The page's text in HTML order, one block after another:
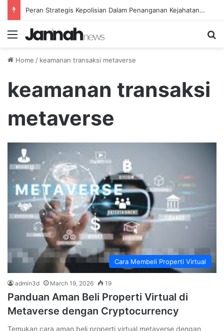
Peran Strategis Kepolisian Dalam Penanganan Kejahatan Siber di Indonesia
Menu
Home / keamanan transaksi metaverse
keamanan transaksi
metaverse
Cara Membeli Properti Virtual
admin3d March 19, 2026 19
Panduan Aman Beli Properti Virtual di
Metaverse dengan Cryptocurrency
Temukan cara aman beli properti virtual metaverse dengan